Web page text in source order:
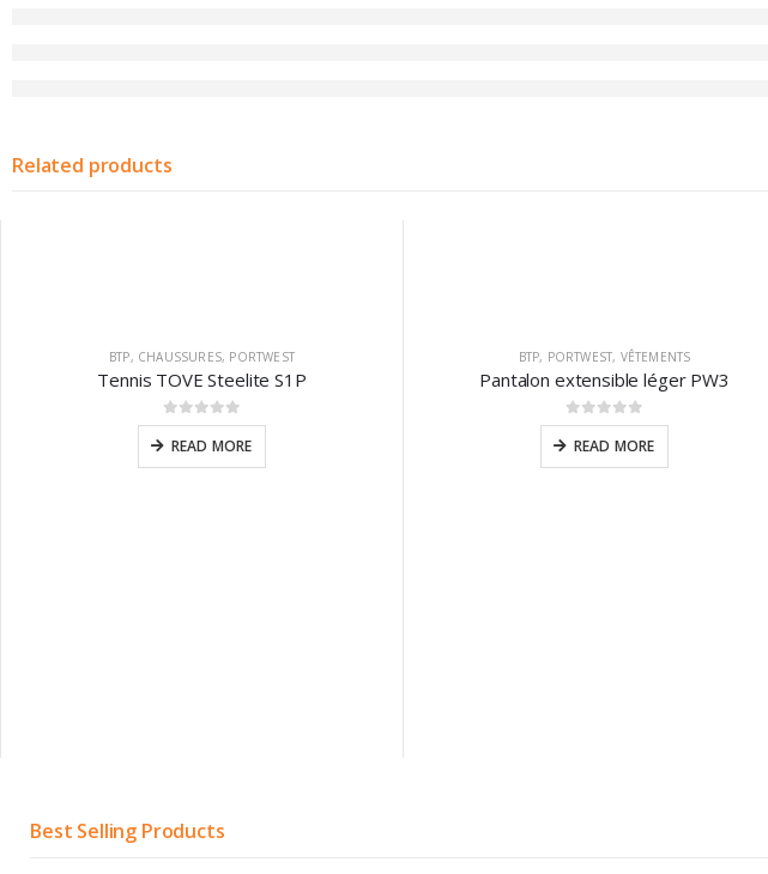
Related products
BTP, CHAUSSURES, PORTWEST
Tennis TOVE Steelite S1P
0sur 5
READ MORE
BTP, PORTWEST, VÊTEMENTS
Pantalon extensible léger PW3
0sur 5
READ MORE
Best Selling Products